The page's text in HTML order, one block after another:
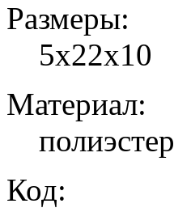
Размеры:
5х22х10
Материал:
полиэстер
Код: